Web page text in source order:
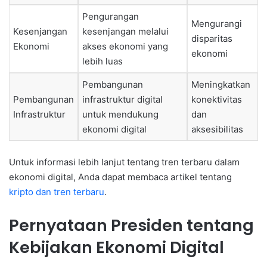
Kesenjangan
Ekonomi
Pengurangan
kesenjangan melalui
akses ekonomi yang
lebih luas
Mengurangi
disparitas
ekonomi
Pembangunan
Infrastruktur
Pembangunan
infrastruktur digital
untuk mendukung
ekonomi digital
Meningkatkan
konektivitas
dan
aksesibilitas
Untuk informasi lebih lanjut tentang tren terbaru dalam
ekonomi digital, Anda dapat membaca artikel tentang
kripto dan tren terbaru.
Pernyataan Presiden tentang
Kebijakan Ekonomi Digital